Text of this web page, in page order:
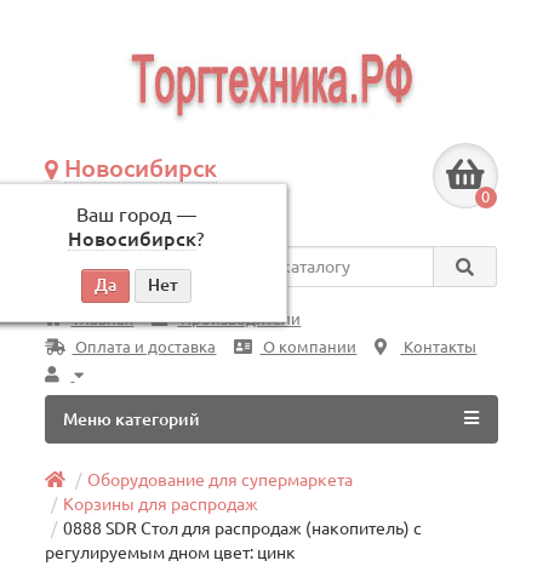
Новосибирск
Ваш город —
Новосибирск?
по будням, с 09:00 до 18:00
0
Везде
Главная
Производители
Оплата и доставка
О компании Контакты
Меню категорий
Оборудование для супермаркета
Корзины для распродаж
0888 SDR Стол для распродаж (накопитель) с
регулируемым дном цвет: цинк